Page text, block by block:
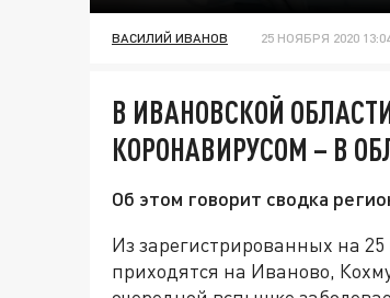
ВАСИЛИЙ ИВАНОВ 25 НОЯБРЯ 2020
В ИВАНОВСКОЙ
КОРОНАВИРУСОМ – В
Об этом говорит сводка
Из зарегистрированных на
приходятся на Иваново,